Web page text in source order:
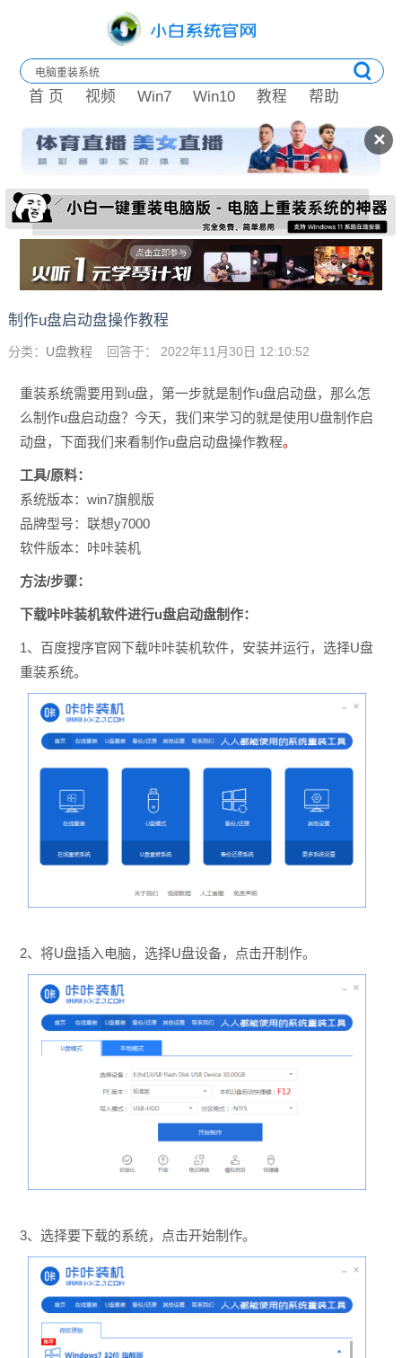
✕
首 页 视频 Win7 Win10 教程 帮助
制作u盘启动盘操作教程
分类： U盘教程 回答于： 2022年11月30日 12:10:52
重装系统需要用到u盘，第一步就是制作u盘启动盘，那么怎
么制作u盘启动盘？ 今天，我们来学习的就是使用U盘制作启
动盘，下面我们来看制作u盘启动盘操作教程。
工具/原料：
系统版本：win7旗舰版
品牌型号：联想y7000
软件版本：咔咔装机
方法/步骤：
下载咔咔装机软件进行u盘启动盘制作：
1、百度搜序官网下载咔咔装机软件，安装并运行，选择U盘
重装系统。
2、将U盘插入电脑，选择U盘设备，点击开制作。
3、选择要下载的系统，点击开始制作。